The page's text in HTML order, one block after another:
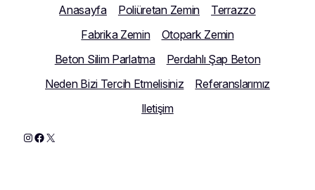
Anasayfa Poliüretan Zemin
Terrazzo
Fabrika Zemin
Otopark Zemin
Beton Silim Parlatma
Perdahlı Şap Beton
Neden Bizi Tercih Etmelisiniz
Referanslarımız
Iletişim
Instagram
Facebook
X